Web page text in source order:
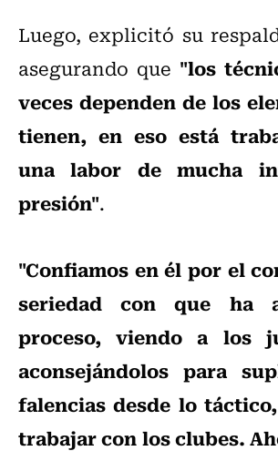
Luego, explicitó su
asegurando que "los
veces dependen de los
tienen, en eso está
una labor de mucha
presión".
"Confiamos en él por el
seriedad con que ha
proceso, viendo a los
aconsejándolos para
falencias desde lo
trabajar con los clubes.